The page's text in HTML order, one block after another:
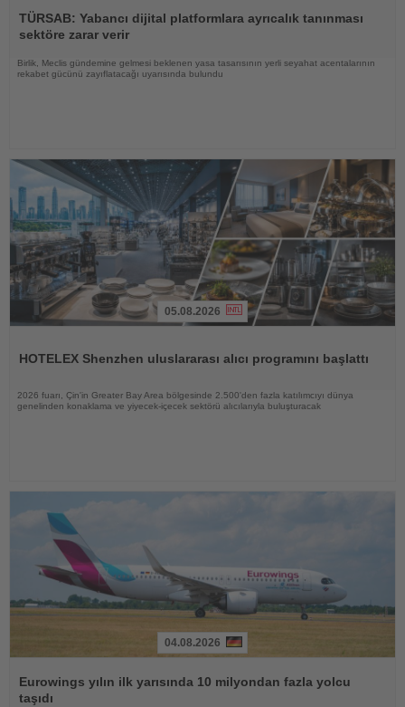
Oku
TÜRSAB: Yabancı dijital platformlara ayrıcalık tanınması
sektöre zarar verir
Birlik, Meclis gündemine gelmesi beklenen yasa tasarısının yerli seyahat acentalarının
rekabet gücünü zayıflatacağı uyarısında bulundu
05.08.2026
HOTELEX Shenzhen uluslararası alıcı programını başlattı
2026 fuarı, Çin'in Greater Bay Area bölgesinde 2.500'den fazla katılımcıyı dünya
genelinden konaklama ve yiyecek-içecek sektörü alıcılarıyla buluşturacak
Oku
04.08.2026
Eurowings yılın ilk yarısında 10 milyondan fazla yolcu
taşıdı